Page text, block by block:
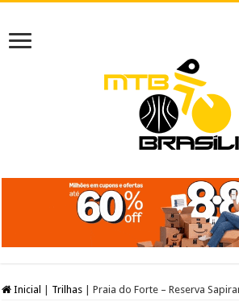
Inicial Trilhas Praia do Forte – Reserva